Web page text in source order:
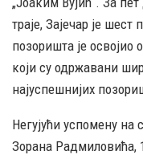
траје, Зајечар је
позоришта је
који су одржавани
најуспешнијих
Негујући успомену на
Зорана Радмиловића,